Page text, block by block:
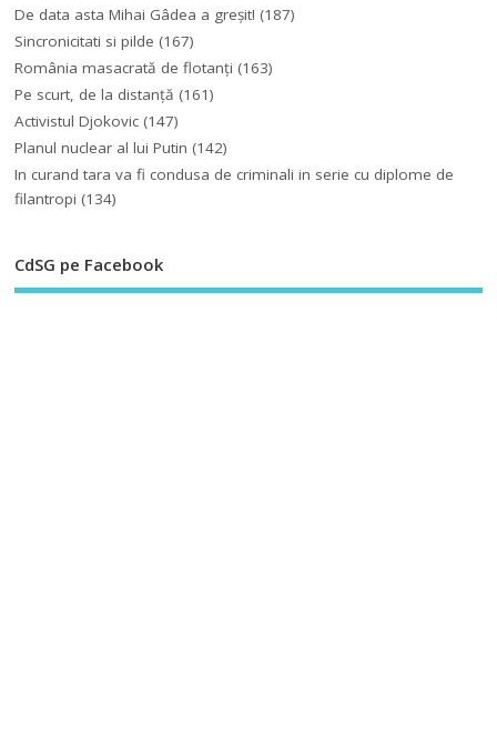
De data asta Mihai Gâdea a greşit! (187)
Sincronicitati si pilde (167)
România masacrată de flotanţi (163)
Pe scurt, de la distanță (161)
Activistul Djokovic (147)
Planul nuclear al lui Putin (142)
In curand tara va fi condusa de criminali in serie cu diplome de
filantropi (134)
CdSG pe Facebook